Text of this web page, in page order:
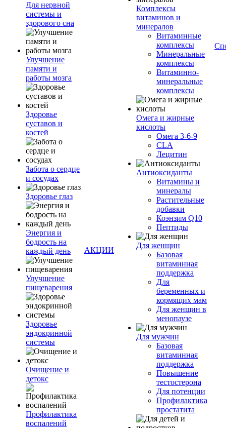
Для нервной
системы и
здорового сна
Улучшение
памяти и
работы мозга
Здоровье
суставов и
костей
Забота о сердце
и сосудах
Здоровье глаз
Энергия и
бодрость на
каждый день
Улучшение
пищеварения
Здоровье
эндокринной
системы
Очищение и
детокс
Профилактика
воспалений
АКЦИИ
Комплексы
витаминов и
минералов
Витаминные
комплексы
Минеральные
комплексы
Витаминно-
минеральные
комплексы
Омега и жирные
кислоты
Омега 3-6-9
CLA
Лецитин
Антиоксиданты
Витамины и
минералы
Растительные
добавки
Коэнзим Q10
Пептиды
Для женщин
Базовая
витаминная
поддержка
Для
беременных и
кормящих мам
Для женщин в
менопаузе
Для мужчин
Базовая
витаминная
поддержка
Повышение
тестостерона
Для потенции
Профилактика
простатита